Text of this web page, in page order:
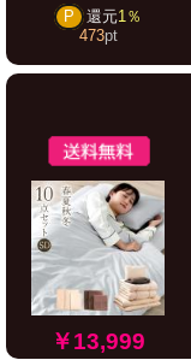
P 還元1％
473pt
￥13,999